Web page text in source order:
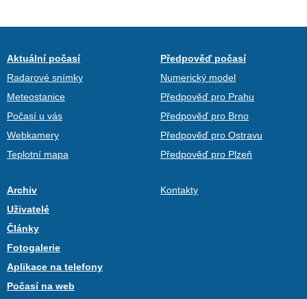
Aktuální počasí
Radarové snímky
Meteostanice
Počasí u vás
Webkamery
Teplotní mapa
Předpověď počasí
Numerický model
Předpověď pro Prahu
Předpověď pro Brno
Předpověď pro Ostravu
Předpověď pro Plzeň
Archiv
Uživatelé
Články
Fotogalerie
Aplikace na telefony
Počasí na web
Kontakty